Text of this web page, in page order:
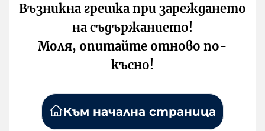
Възникна грешка при зареждането
на съдържанието!
Моля, опитайте отново по-
късно!
Към начална страница